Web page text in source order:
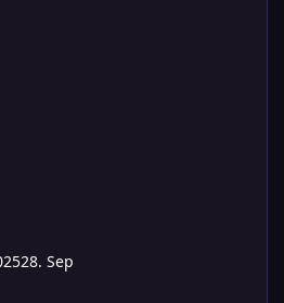
28. Sep